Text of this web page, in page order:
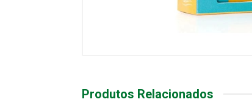
Produtos Relacionados